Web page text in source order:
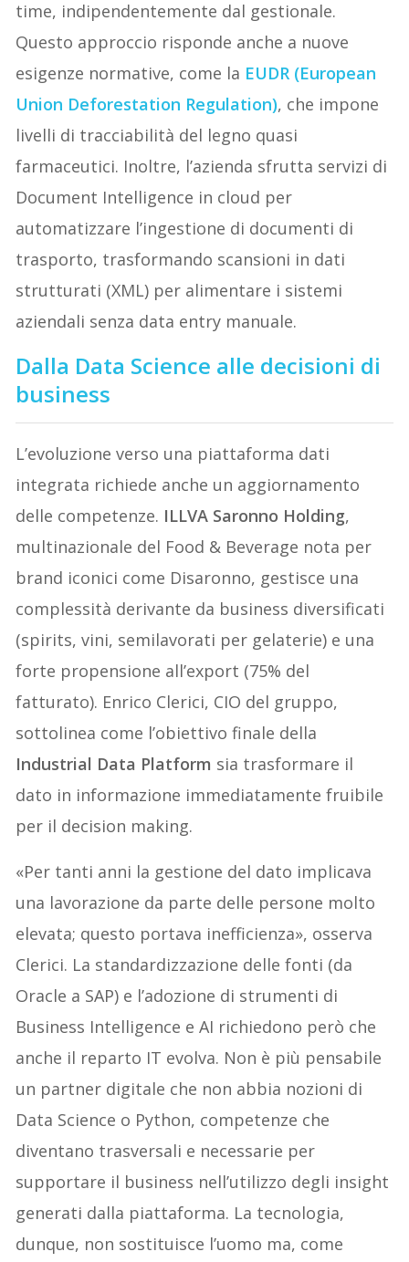
time, indipendentemente dal gestionale.
Questo approccio risponde anche a nuove
esigenze normative, come la EUDR (European
Union Deforestation Regulation), che impone
livelli di tracciabilità del legno quasi
farmaceutici. Inoltre, l’azienda sfrutta servizi di
Document Intelligence in cloud per
automatizzare l’ingestione di documenti di
trasporto, trasformando scansioni in dati
strutturati (XML) per alimentare i sistemi
aziendali senza data entry manuale.
Dalla Data Science alle decisioni di
business
L’evoluzione verso una piattaforma dati
integrata richiede anche un aggiornamento
delle competenze. ILLVA Saronno Holding,
multinazionale del Food & Beverage nota per
brand iconici come Disaronno, gestisce una
complessità derivante da business diversificati
(spirits, vini, semilavorati per gelaterie) e una
forte propensione all’export (75% del
fatturato). Enrico Clerici, CIO del gruppo,
sottolinea come l’obiettivo finale della
Industrial Data Platform sia trasformare il
dato in informazione immediatamente fruibile
per il decision making.
«Per tanti anni la gestione del dato implicava
una lavorazione da parte delle persone molto
elevata; questo portava inefficienza», osserva
Clerici. La standardizzazione delle fonti (da
Oracle a SAP) e l’adozione di strumenti di
Business Intelligence e AI richiedono però che
anche il reparto IT evolva. Non è più pensabile
un partner digitale che non abbia nozioni di
Data Science o Python, competenze che
diventano trasversali e necessarie per
supportare il business nell’utilizzo degli insight
generati dalla piattaforma. La tecnologia,
dunque, non sostituisce l’uomo ma, come